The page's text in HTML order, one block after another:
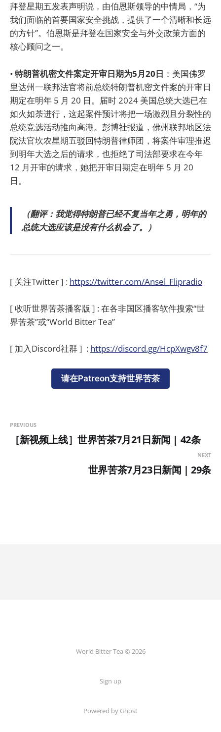
拜登星期五发表声明说，由伯恩斯领导的中情局，“为
我们面临的首要国家安全挑战，提供了一个清晰和长远
的方针”。伯恩斯是拜登在国家安全与外交政策方面的
核心顾问之一。
• 特朗普机密文件案定开审日期为5月20日 ：美国佛罗
里达州一联邦法官将前总统特朗普机密文件案的开审日
期定在明年 5 月 20 日。届时 2024 美国总统大选已在
如火如荼进行，这起案件预计将把一场激烈且分裂性的
总统竞选活动推向高潮。彭博社报道，佛州联邦地区法
院法官坎农星期五驳回特朗普律师团，将案件审理推迟
到明年大选之后的请求，也拒绝了司法部要求在今年
12 月开审的请求，她把开审日期定在明年 5 月 20
日。
（翻评：我觉得特朗普已经不复当年之勇，明年的
总统大选应该是没有什么机会了。）
[ 关注Twitter ] : https://twitter.com/Ansel_Flipradio
[ 收听世界苦茶播客版 ] : 在各非国区播客软件搜索“世
界苦茶”或“World Bitter Tea”
[ 加入Discord社群 ] : https://discord.gg/HcpXwgv8f7
请在Patreon支持世界苦茶
PREVIOUS
［新视频上线］世界苦茶7月21日新闻 | 42条
NEXT
世界苦茶7月23日新闻 | 29条
World Bitter Tea © 2026
Sign up
Powered by Ghost